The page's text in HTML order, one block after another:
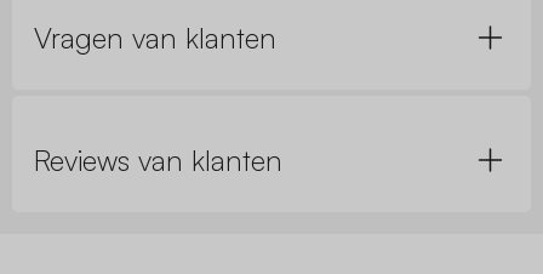
Vragen van klanten
Reviews van klanten